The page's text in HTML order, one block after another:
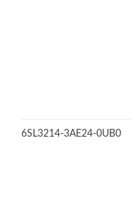
6SL3214-3AE24-0UB0